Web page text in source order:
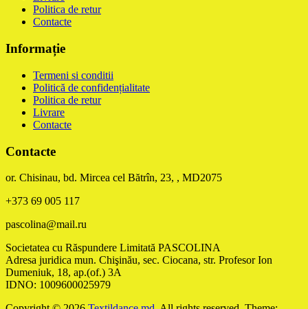
Politica de retur
Contacte
Informație
Termeni si conditii
Politică de confidențialitate
Politica de retur
Livrare
Contacte
Contacte
or. Chisinau, bd. Mircea cel Bătrîn, 23, , MD2075
+373 69 005 117
pascolina@mail.ru
Societatea cu Răspundere Limitată PASCOLINA
Adresa juridica mun. Chişinău, sec. Ciocana, str. Profesor Ion
Dumeniuk, 18, ap.(of.) 3A
IDNO: 1009600025979